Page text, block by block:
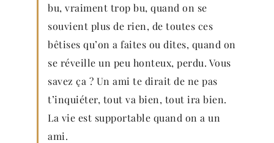
bu, vraiment trop bu, quand on se
souvient plus de rien, de toutes ces
bêtises qu’on a faites ou dites, quand on
se réveille un peu honteux, perdu. Vous
savez ça ? Un ami te dirait de ne pas
t’inquiéter, tout va bien, tout ira bien.
La vie est supportable quand on a un
ami.